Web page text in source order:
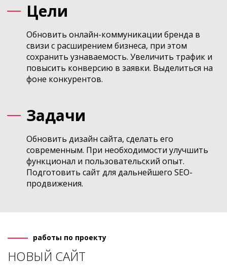
Цели
Обновить онлайн-коммуникации бренда в
свизи с расширением бизнеса, при этом
сохранить узнаваемость. Увеличить трафик и
повысить конверсию в заявки. Выделиться на
фоне конкурентов.
Задачи
Обновить дизайн сайта, сделать его
современным. При необходимости улучшить
функционал и пользовательский опыт.
Подготовить сайт для дальнейшего SEO-
продвижения.
работы по проекту
НОВЫЙ САЙТ